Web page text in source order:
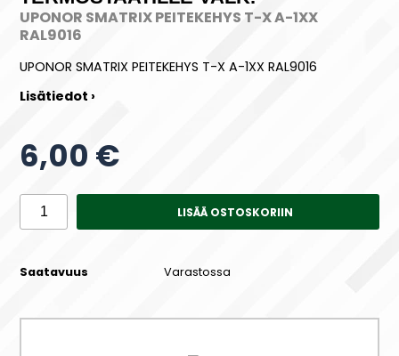
UPONOR SMATRIX PEITEKEHYS T-X A-1XX
RAL9016
UPONOR SMATRIX PEITEKEHYS T-X A-1XX RAL9016
Lisätiedot ›
6,00 €
LISÄÄ OSTOSKORIIN
Saatavuus Varastossa